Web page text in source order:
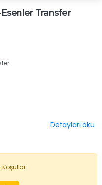
Transfer
Detayları oku
Koşullar